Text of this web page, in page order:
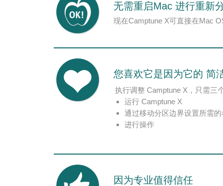
无需重启Mac 进行重新
现在Camptune X可直接在Mac
您喜欢它是因为它的 简
执行调整 Camptune X，只需三
运行 Camptune X
通过移动分区边界设置所需
进行操作
因为专业值得信任